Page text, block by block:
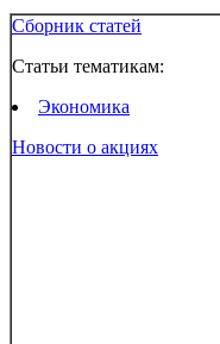
Сборник статей
Статьи тематикам:
Экономика
Новости о акциях